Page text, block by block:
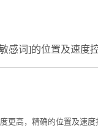
词]的位置及速度
高，精确的位置及速